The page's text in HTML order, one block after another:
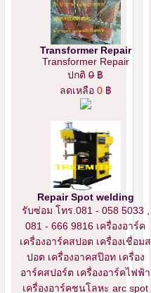
Transformer Repair
Transformer Repair
ปกติ0฿
ลดเหลือ 0 ฿
Repair Spot welding
รับซ่อม โทร.081 - 058 5033 ,
081 - 666 9816 เครื่องอาร์ค
เครื่องอาร์คสปอต เครื่องเชื่อมส
ปอต เครื่องอาคสป๊อท เครื่อง
อาร์คสปอร์ต เครื่องอาร์คไฟฟ้า
เครื่องอาร์คชนโลหะ arc spot